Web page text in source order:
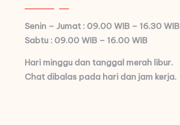
Senin – Jumat : 09.00 WIB – 16.30 WIB
Sabtu : 09.00 WIB – 16.00 WIB
Hari minggu dan tanggal merah libur.
Chat dibalas pada hari dan jam kerja.